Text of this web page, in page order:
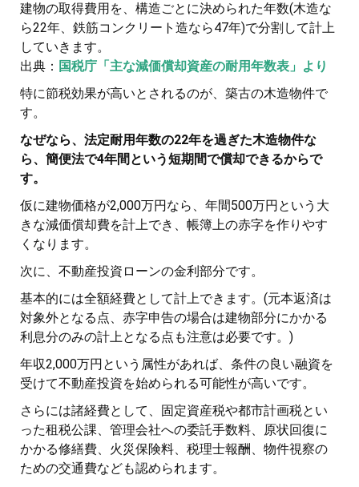
建物の取得費用を、構造ごとに決められた年数(木造な
ら22年、鉄筋コンクリート造なら47年)で分割して計上
していきます。
出典： 国税庁「主な減価償却資産の耐用年数表」より
特に節税効果が高いとされるのが、築古の木造物件で
す。
なぜなら、法定耐用年数の22年を過ぎた木造物件な
ら、簡便法で4年間という短期間で償却できるからで
す。
仮に建物価格が2,000万円なら、年間500万円という大
きな減価償却費を計上でき、帳簿上の赤字を作りやす
くなります。
次に、不動産投資ローンの金利部分です。
基本的には全額経費として計上できます。(元本返済は
対象外となる点、赤字申告の場合は建物部分にかかる
利息分のみの計上となる点も注意は必要です。)
年収2,000万円という属性があれば、条件の良い融資を
受けて不動産投資を始められる可能性が高いです。
さらには諸経費として、固定資産税や都市計画税とい
った租税公課、管理会社への委託手数料、原状回復に
かかる修繕費、火災保険料、税理士報酬、物件視察の
ための交通費なども認められます。